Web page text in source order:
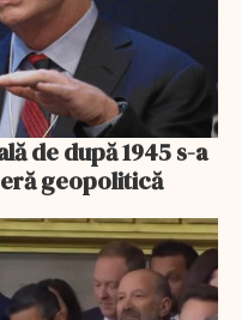
de după 1945 s-a
geopolitică